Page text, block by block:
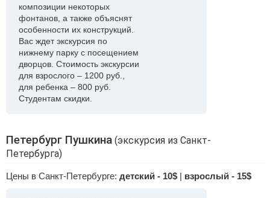
композиции некоторых
фонтанов, а также объяснят
особенности их конструкций.
Вас ждет экскурсия по
нижнему парку с посещением
дворцов. Стоимость экскурсии
для взрослого – 1200 руб.,
для ребенка – 800 руб.
Студентам скидки.
Петербург Пушкина (экскурсия из Санкт-
Петербурга)
Цены в Санкт-Петербурге: детский - 10$ | взрослый - 15$